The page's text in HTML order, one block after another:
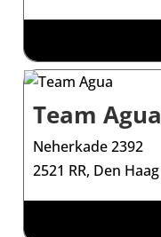
Team Agua
Neherkade 2392
2521 RR, Den Haag